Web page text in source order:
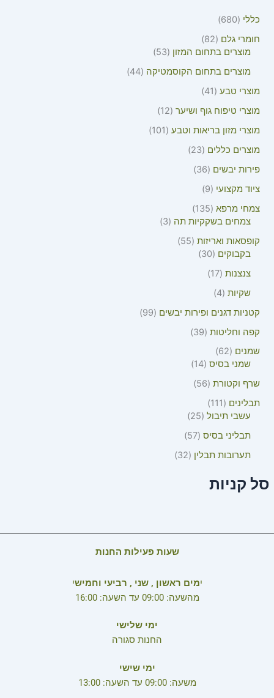
כללי
680
חומרי גלם
82
מוצרים בתחום המזון
53
מוצרים בתחום הקוסמטיקה 44
מוצרי טבע
41
מוצרי טיפוח גוף ושיער 12
מוצרי מזון בריאות וטבע
101
מוצרים כללים
23
פירות יבשים
36
ציוד מקצועי
9
צמחי מרפא 135
צמחים בשקקיות תה
3
קופסאות ואריזות 55
בקבוקים
30
צנצנות 17
שקיות 4
קטניות דגנים ופירות יבשים
99
קפה וחליטות 39
שמנים
62
שמני בסיס 14
שרף וקטורת 56
תבלינים
111
עשבי תיבול 25
תבליני בסיס 57
תערובות תבלין
32
סל קניות
שעות פעילות החנות
ימים ראשון , שני , רביעי וחמישי
מהשעה: 09:00 עד השעה: 16:00
ימי שלישי
החנות סגורה
ימי שישי
משעה: 09:00 עד השעה: 13:00